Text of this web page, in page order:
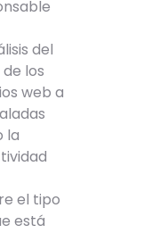
del
los
web a
la
el tipo
está